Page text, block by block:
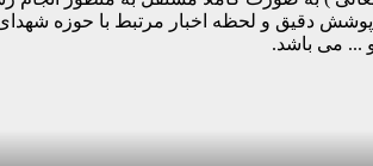
پوشش دقیق و لحظه اخبار مرتبط با حوزه
... می باشد.